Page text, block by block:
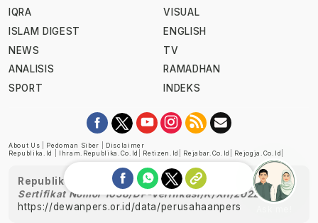
IQRA
ISLAM DIGEST
NEWS
ANALISIS
SPORT
VISUAL
ENGLISH
TV
RAMADHAN
INDEKS
About Us Pedoman Siber
Disclaimer
Republika.id
Ihram.republika.co.id Retizen.id Rejabar.co.id Rejogja.co.id
Republika telah diverifikasi oleh Dewan Pers
Sertifikat Nomor 1058/DP-Verifikasi/K/XII/2022
https://dewanpers.or.id/data/perusahaanpers